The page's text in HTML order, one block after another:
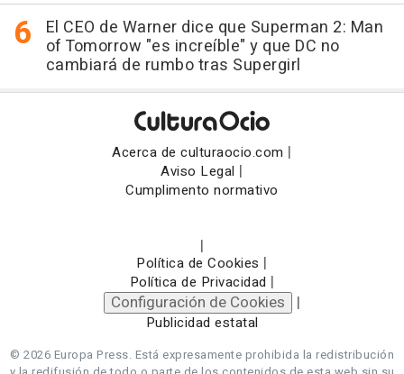
El CEO de Warner dice que Superman 2: Man
of Tomorrow "es increíble" y que DC no
cambiará de rumbo tras Supergirl
Acerca de culturaocio.com |
Aviso Legal |
Cumplimento normativo
|
Política de Cookies |
Política de Privacidad |
Configuración de Cookies |
Publicidad estatal
© 2026 Europa Press. Está expresamente prohibida la redistribución